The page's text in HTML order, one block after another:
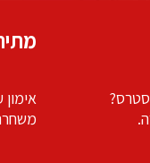
בטן 360